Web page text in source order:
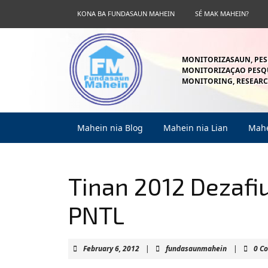
content
KONA BA FUNDASAUN MAHEIN SÉ MAK MAHEIN?
MONITORIZASAUN,
MONITORIZAÇAO
MONITORING,
Mahein nia Blog Mahein nia Lian
Tinan 2012
PNTL
February 6, 2012February
| fundasaunmahein | 0